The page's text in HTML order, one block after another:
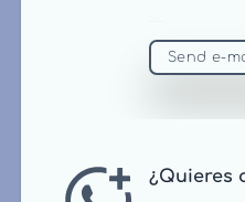
Send e-
¿Quieres